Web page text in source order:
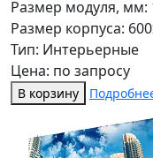
Размер модуля, мм:
Размер корпуса:
Тип: Интерьерные
Цена: по запросу
В корзину